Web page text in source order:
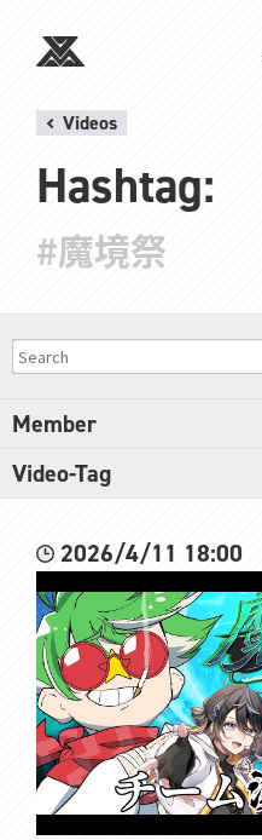
Videos
Hashtag:
#魔境祭
Member
Video-Tag
2026/4/11 18:00